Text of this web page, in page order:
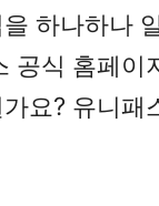
하나하나
공식 홈페이
요? 유니패